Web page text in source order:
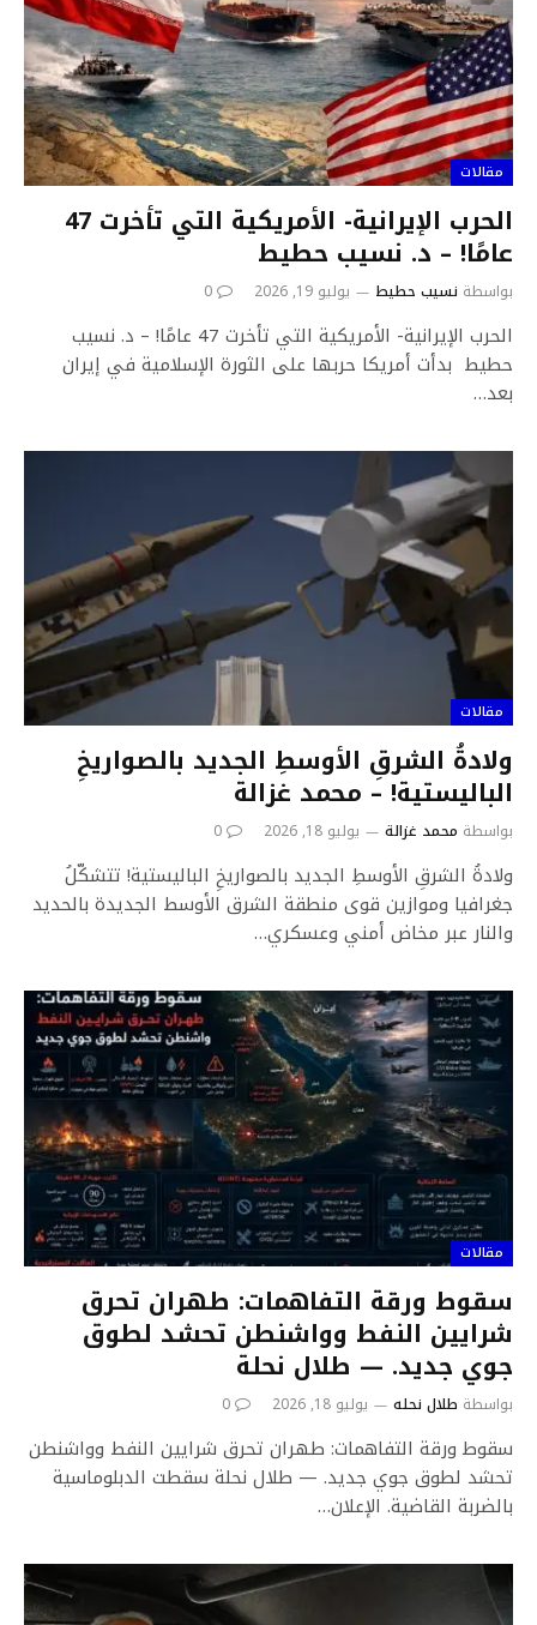
مقالات
الحرب الإيرانية- الأمريكية التي تأخرت 47
عامًا! – د. نسيب حطيط
بواسطة نسيب حطيط يوليو 19, 2026 0
الحرب الإيرانية- الأمريكية التي تأخرت 47 عامًا! – د. نسيب
حطيط بدأت أمريكا حربها على الثورة الإسلامية في إيران
بعد…
مقالات
ولادةُ الشرقِ الأوسطِ الجديد بالصواريخِ
الباليستية! – محمد غزالة
بواسطة محمد غزالة يوليو 18, 2026 0
ولادةُ الشرقِ الأوسطِ الجديد بالصواريخِ الباليستية! تتشكّلُ
جغرافيا وموازين قوى منطقة الشرق الأوسط الجديدة بالحديد
والنار عبر مخاض أمني وعسكري…
مقالات
سقوط ورقة التفاهمات: طهران تحرق
شرايين النفط وواشنطن تحشد لطوق
جوي جديد. — طلال نحلة
بواسطة طلال نحله يوليو 18, 2026 0
سقوط ورقة التفاهمات: طهران تحرق شرايين النفط وواشنطن
تحشد لطوق جوي جديد. — طلال نحلة سقطت الدبلوماسية
بالضربة القاضية. الإعلان…